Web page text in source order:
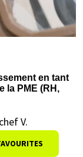
en tant
la PME (RH,
V.